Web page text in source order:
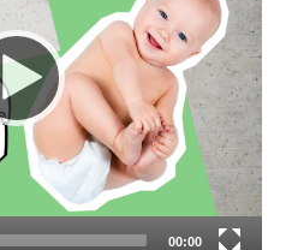
(DGS)
00:00